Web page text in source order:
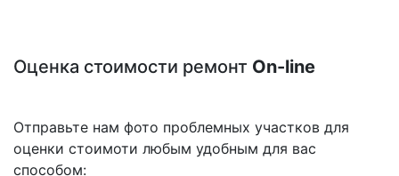
Оценка стоимости ремонт On-line
Отправьте нам фото проблемных участков для
оценки стоимоти любым удобным для вас
способом: